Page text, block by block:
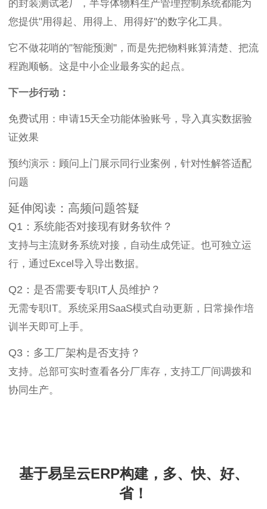
的封装测试老厂，半导体物料生产管理控制系统都能为
您提供"用得起、用得上、用得好"的数字化工具。
它不做花哨的"智能预测"，而是先把物料账算清楚、把流
程跑顺畅。这是中小企业最务实的起点。
下一步行动：
免费试用：申请15天全功能体验账号，导入真实数据验
证效果
预约演示：顾问上门展示同行业案例，针对性解答适配
问题
延伸阅读：高频问题答疑
Q1：系统能否对接现有财务软件？
支持与主流财务系统对接，自动生成凭证。也可独立运
行，通过Excel导入导出数据。
Q2：是否需要专职IT人员维护？
无需专职IT。系统采用SaaS模式自动更新，日常操作培
训半天即可上手。
Q3：多工厂架构是否支持？
支持。总部可实时查看各分厂库存，支持工厂间调拨和
协同生产。
基于易呈云ERP构建，多、快、好、
省！